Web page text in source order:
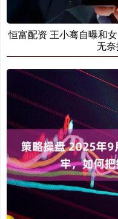
恒富配资 王小骞自曝和
无